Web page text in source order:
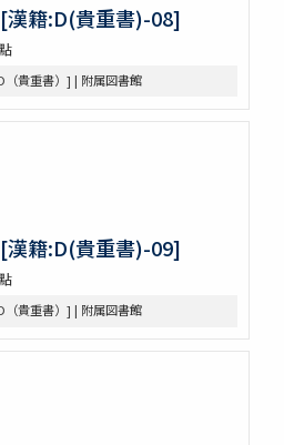
from the Rubáiyát of Omar
Annam các chữ nho trong
義撮要
支那人の希望事項
CHINA
定暦原・須彌界日道中路八線表根・瞿
氏暦草稿・古今交食考・立世阿毘曇暦
漢籍:D(貴重書)-08]
貴重書）] | 附属図書館
漢籍:D(貴重書)-09]
貴重書）] | 附属図書館